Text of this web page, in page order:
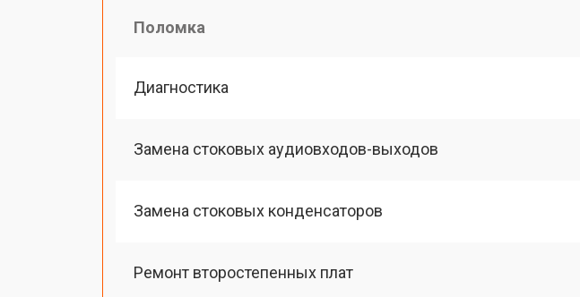
Поломка
Диагностика
Замена стоковых аудиовходов-выходов
Замена стоковых конденсаторов
Ремонт второстепенных плат